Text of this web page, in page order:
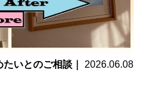
いとのご相談｜
2026.06.08